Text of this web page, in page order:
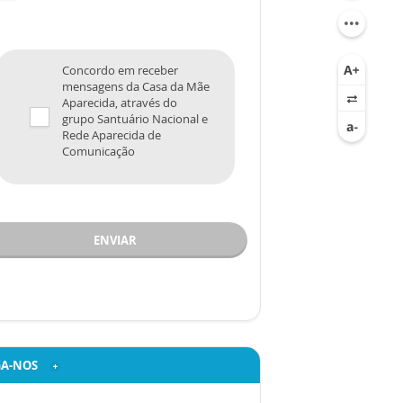
Concordo em receber
mensagens da Casa da Mãe
Aparecida, através do
grupo Santuário Nacional e
Rede Aparecida de
Comunicação
ENVIAR
NOS